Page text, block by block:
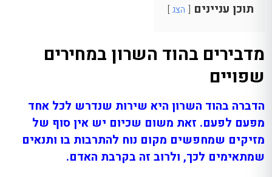
תוכן עניינים הצג
מדבירים בהוד השרון במחירים
שפויים
הדברה בהוד השרון היא שירות שנדרש לכל אחד
מפעם לפעם. זאת משום שכיום יש אין סוף של
מזיקים שמחפשים מקום נוח להתרבות בו ותנאים
שמתאימים לכך, ולרוב זה בקרבת האדם.